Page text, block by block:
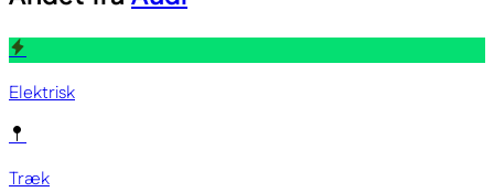
Elektrisk
Træk